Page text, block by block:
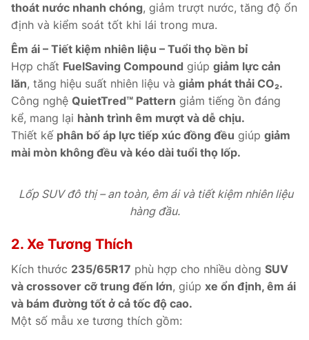
thoát nước nhanh chóng, giảm trượt nước, tăng độ ổn
định và kiểm soát tốt khi lái trong mưa.
Êm ái – Tiết kiệm nhiên liệu – Tuổi thọ bền bỉ
Hợp chất FuelSaving Compound giúp giảm lực cản
lăn, tăng hiệu suất nhiên liệu và giảm phát thải CO₂.
Công nghệ QuietTred™ Pattern giảm tiếng ồn đáng
kể, mang lại hành trình êm mượt và dễ chịu.
Thiết kế phân bố áp lực tiếp xúc đồng đều giúp giảm
mài mòn không đều và kéo dài tuổi thọ lốp.
Lốp SUV đô thị – an toàn, êm ái và tiết kiệm nhiên liệu
hàng đầu.
2. Xe Tương Thích
Kích thước 235/65R17 phù hợp cho nhiều dòng SUV
và crossover cỡ trung đến lớn, giúp xe ổn định, êm ái
và bám đường tốt ở cả tốc độ cao.
Một số mẫu xe tương thích gồm: